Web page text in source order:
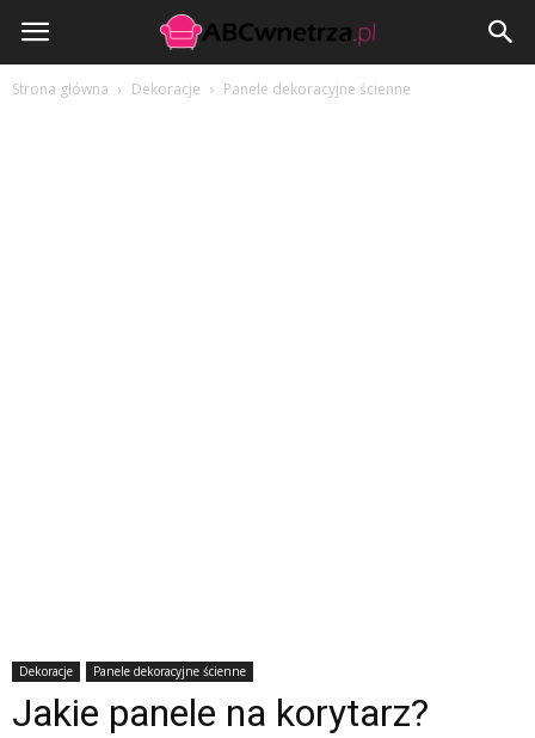
ABCwnetrza.pl
Strona główna Dekoracje Panele dekoracyjne ścienne
Dekoracje Panele dekoracyjne ścienne
Jakie panele na korytarz?